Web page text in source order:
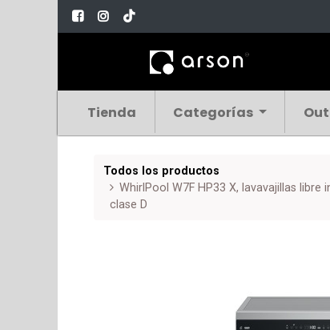
Tienda Categorías
Todos los productos
WhirlPool W7F HP33 X, lavavajillas libre
clase D